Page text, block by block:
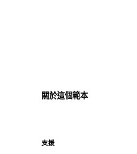
關於這個範本
支援